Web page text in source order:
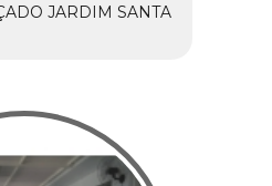
JARDIM SANTA